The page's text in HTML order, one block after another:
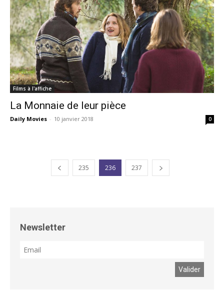
Films à l'affiche
La Monnaie de leur pièce
Daily Movies - 10 janvier 2018 0
235 236 237
Newsletter